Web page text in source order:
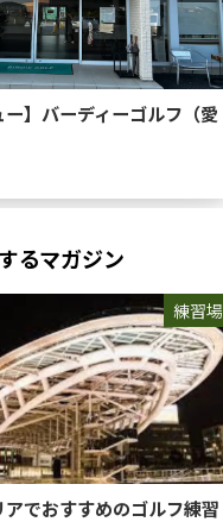
ー】バーディーゴルフ（愛
るマガジン
練習場
でおすすめのゴルフ練習